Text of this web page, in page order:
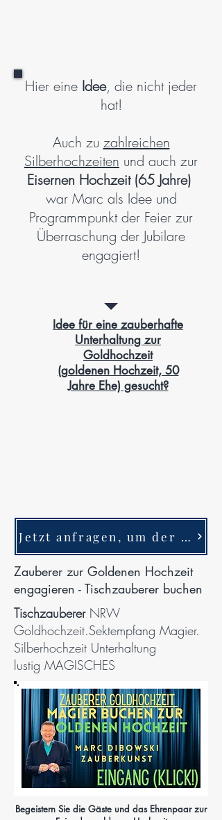
Hier eine Idee, die nicht jeder
hat!
Auch zu zahlreichen
Silberhochzeiten und auch zur
Eisernen Hochzeit (65 Jahre)
war Marc als Idee und
Programmpunkt der Feier zur
Überraschung der Jubilare
engagiert!
Idee für eine zauberhafte
Unterhaltung zur
Goldhochzeit
(goldenen Hochzeit, 50
Jahre Ehe) gesucht?
Jetzt anfragen, um der Goldhochzeit MAGIE hinzuzufügen!
Zauberer zur Goldenen Hochzeit
engagieren - Tischzauberer buchen
TischzaubererNRW
Goldhochzeit.Sektempfang Magier.
Silberhochzeit Unterhaltung
lustig MAGISCHES
Begeistern Sie die Gäste und das Ehrenpaar zur